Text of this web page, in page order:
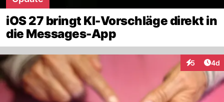
iOS 27 bringt KI-Vorschläge direkt in
die Messages-App
5 4d